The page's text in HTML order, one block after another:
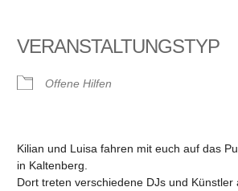
VERANSTALTUNGSTYP
Offene Hilfen
Kilian und Luisa fahren mit euch auf das
in Kaltenberg.
Dort treten verschiedene DJs und Künstler